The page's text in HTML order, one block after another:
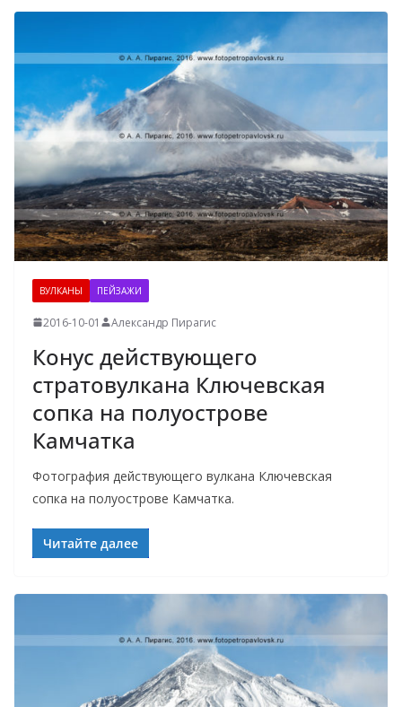
ВУЛКАНЫ ПЕЙЗАЖИ
2016-10-01 Александр Пирагис
Конус действующего
стратовулкана Ключевская
сопка на полуострове
Камчатка
Фотография действующего вулкана Ключевская
сопка на полуострове Камчатка.
Читайте далее